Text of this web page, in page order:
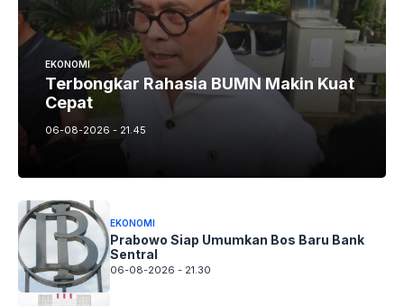
EKONOMI
Terbongkar Rahasia BUMN Makin Kuat
Cepat
06-08-2026 - 21.45
EKONOMI
Prabowo Siap Umumkan Bos Baru Bank
Sentral
06-08-2026 - 21.30